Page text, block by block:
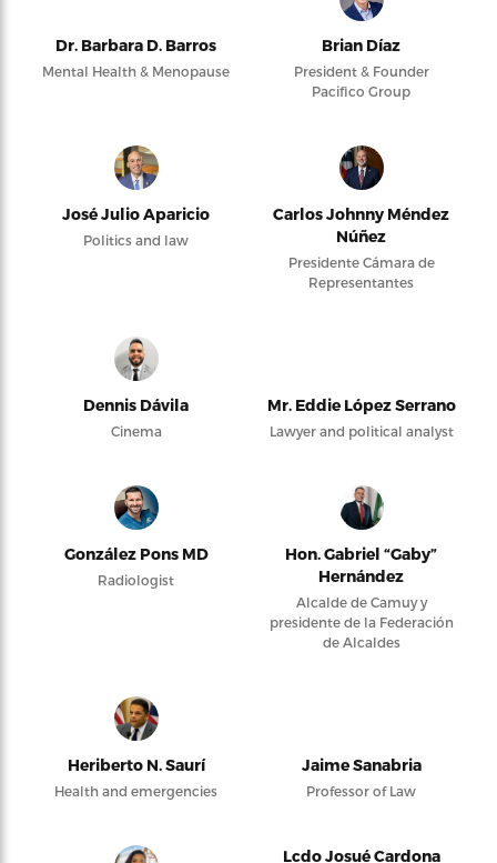
Dr. Barbara D. Barros
Mental Health & Menopause
Brian Díaz
President & Founder
Pacifico Group
José Julio Aparicio
Politics and law
Carlos Johnny Méndez
Núñez
Presidente Cámara de
Representantes
Dennis Dávila
Cinema
Mr. Eddie López Serrano
Lawyer and political analyst
González Pons MD
Radiologist
Hon. Gabriel “Gaby”
Hernández
Alcalde de Camuy y
presidente de la Federación
de Alcaldes
Heriberto N. Saurí
Health and emergencies
Jaime Sanabria
Professor of Law
Lcdo Josué Cardona